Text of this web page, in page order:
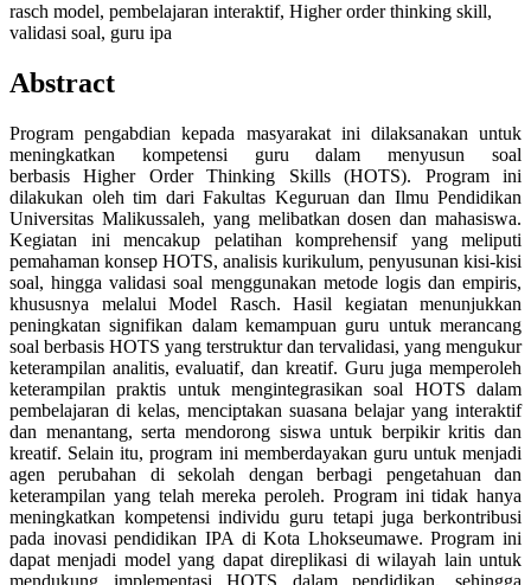
rasch model, pembelajaran interaktif, Higher order thinking skill,
validasi soal, guru ipa
Abstract
Program pengabdian kepada masyarakat ini dilaksanakan untuk
meningkatkan kompetensi guru dalam menyusun soal
berbasis Higher Order Thinking Skills (HOTS). Program ini
dilakukan oleh tim dari Fakultas Keguruan dan Ilmu Pendidikan
Universitas Malikussaleh, yang melibatkan dosen dan mahasiswa.
Kegiatan ini mencakup pelatihan komprehensif yang meliputi
pemahaman konsep HOTS, analisis kurikulum, penyusunan kisi-kisi
soal, hingga validasi soal menggunakan metode logis dan empiris,
khususnya melalui Model Rasch. Hasil kegiatan menunjukkan
peningkatan signifikan dalam kemampuan guru untuk merancang
soal berbasis HOTS yang terstruktur dan tervalidasi, yang mengukur
keterampilan analitis, evaluatif, dan kreatif. Guru juga memperoleh
keterampilan praktis untuk mengintegrasikan soal HOTS dalam
pembelajaran di kelas, menciptakan suasana belajar yang interaktif
dan menantang, serta mendorong siswa untuk berpikir kritis dan
kreatif. Selain itu, program ini memberdayakan guru untuk menjadi
agen perubahan di sekolah dengan berbagi pengetahuan dan
keterampilan yang telah mereka peroleh. Program ini tidak hanya
meningkatkan kompetensi individu guru tetapi juga berkontribusi
pada inovasi pendidikan IPA di Kota Lhokseumawe. Program ini
dapat menjadi model yang dapat direplikasi di wilayah lain untuk